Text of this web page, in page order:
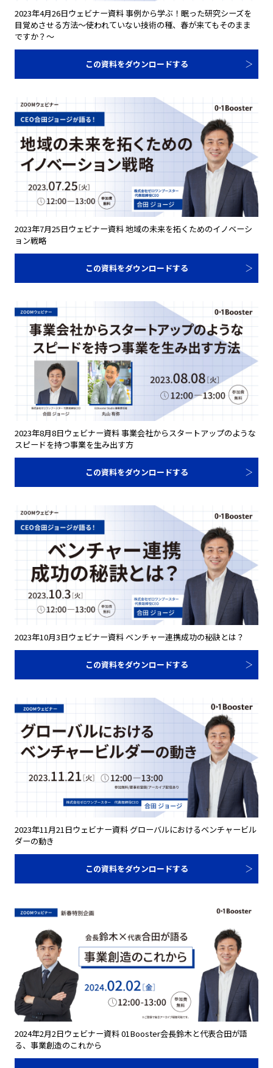
2023年4月26日ウェビナー資料 事例から学ぶ！眠った研究シーズを
目覚めさせる方法～使われていない技術の種、春が来てもそのまま
ですか？～
この資料をダウンロードする
2023年7月25日ウェビナー資料 地域の未来を拓くためのイノベーシ
ョン戦略
この資料をダウンロードする
2023年8月8日ウェビナー資料 事業会社からスタートアップのような
スピードを持つ事業を生み出す方
この資料をダウンロードする
2023年10月3日ウェビナー資料 ベンチャー連携成功の秘訣とは？
この資料をダウンロードする
2023年11月21日ウェビナー資料 グローバルにおけるベンチャービル
ダーの動き
この資料をダウンロードする
2024年2月2日ウェビナー資料 01Booster会長鈴木と代表合田が語
る、事業創造のこれから